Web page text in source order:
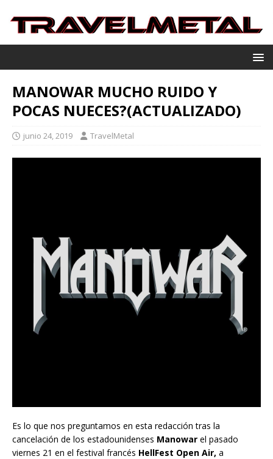
MANOWAR MUCHO RUIDO Y
POCAS NUECES?(ACTUALIZADO)
junio 24, 2019 TravelMetal
Es lo que nos preguntamos en esta redacción tras la
cancelación de los estadounidenses Manowar el pasado
viernes 21 en el festival francés HellFest Open Air, a